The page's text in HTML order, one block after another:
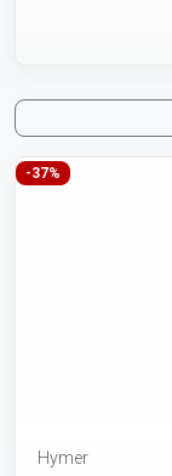
-37%
Hymer